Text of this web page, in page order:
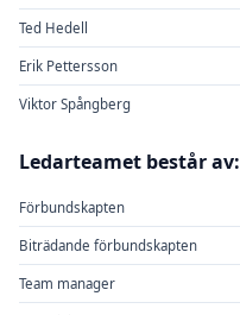
Ted Hedell
Erik Pettersson
Viktor Spångberg
Ledarteamet består av:
Förbundskapten
Biträdande förbundskapten
Team manager